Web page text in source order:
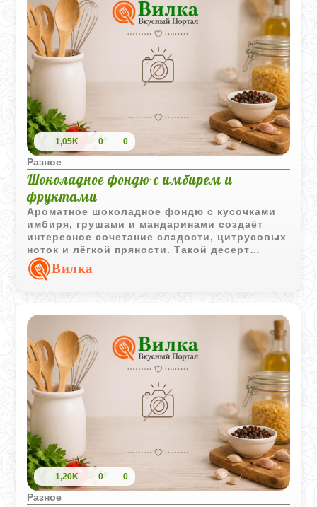
1,05K 0 0
Разное
Шоколадное фондю с имбирем и
фруктами
Ароматное шоколадное фондю с кусочками
имбиря, грушами и мандаринами создаёт
интересное сочетание сладости, цитрусовых
ноток и лёгкой пряности. Такой десерт
станет украшением уютного вечера или
праздничного стола.
Вилка
1,20K 0 0
Разное